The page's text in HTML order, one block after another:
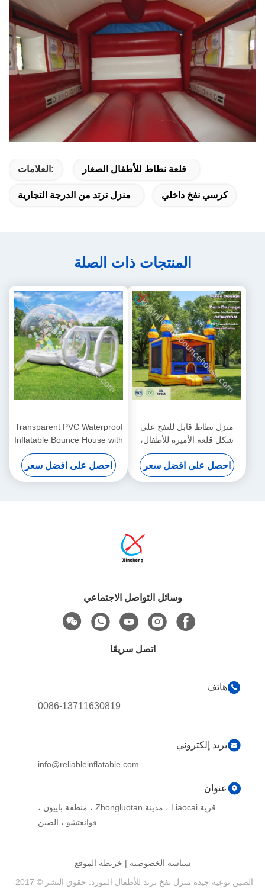
قلعة نطاط للأطفال الصغار
منزل ترتد من الدرجة التجارية كرسي نفخ داخلي
المنتجات ذات الصلة
منزل نطاط قابل للنفخ على
شكل قلعة الأميرة للأطفال،
منزل نطاط للأطفال في الهواء
الطلق
احصل على افضل سعر
Transparent PVC Waterproof
Inflatable Bounce House with
3-Year Warranty and CE
Blower Included
احصل على افضل سعر
وسائل التواصل الاجتماعي
اتصل سريعًا
هاتف
0086-13711630819
بريد إلكتروني
info@reliableinflatable.com
عنوان
قرية Liaocai ، مدينة Zhongluotan ، منطقة باييون ،
قوانغتشو ، الصين
سياسة الخصوصية|خريطة الموقع
الصين نوعية جيدة منزل نفخ ترتد للأطفال المورد. حقوق النشر © 2017-